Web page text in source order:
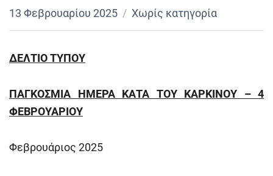
13 Φεβρουαρίου 2025 Χωρίς κατηγορία
ΔΕΛΤΙΟ ΤΥΠΟΥ
ΠΑΓΚΟΣΜΙΑ ΗΜΕΡΑ ΚΑΤΑ ΤΟΥ ΚΑΡΚΙΝΟΥ – 4
ΦΕΒΡΟΥΑΡΙΟΥ
Φεβρουάριος 2025